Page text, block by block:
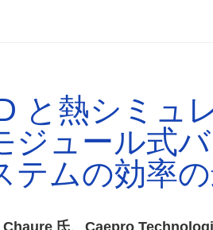
と熱シミュ
ジュール式
テムの効率
氏、Caepro